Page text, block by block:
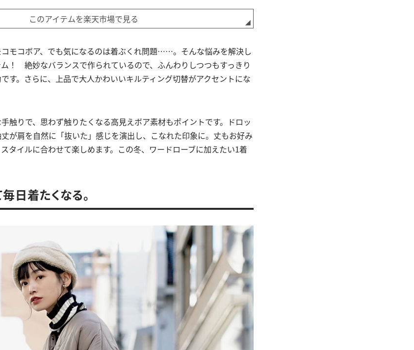
このアイテムを楽天市場で見る
モコボア、でも気になるのは着ぶくれ問題……。そんな悩みを解決し
！ 絶妙なバランスで作られているので、ふんわりしつつもすっきり
す。さらに、上品で大人かわいいキルティング切替がアクセントにな
触りで、思わず触りたくなる高見えボア素材もポイントです。ドロッ
が肩を自然に「抜いた」感じを演出し、こなれた印象に。丈もお好み
タイルに合わせて楽しめます。この冬、ワードローブに加えたい1着
日着たくなる。